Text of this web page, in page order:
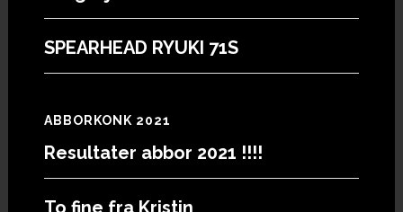
SPEARHEAD RYUKI 71S
ABBORKONK 2021
Resultater abbor 2021 !!!!
To fine fra Kristin